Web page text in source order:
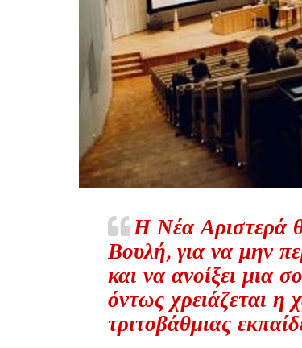
Η Νέα Αριστερά
Βουλή, για να μην
και να ανοίξει μια
όντως χρειάζεται
τριτοβάθμιας